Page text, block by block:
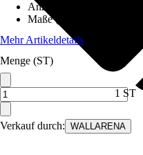
Verkauf durch: WALLARENA
Anzahl der Teile
Maße (BxH)
Mehr Artikeldetails
Menge (ST)
1 ST